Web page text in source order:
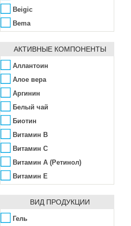
Beigic
Bema
Benton
Bheyse
Bioearth
Biosilk
Bosley
Canaan Dead Sea
Cannaderm
Care & Beauty Line
Ceano Cosmetics
Chandi
Clarena
АКТИВНЫЕ КОМПОНЕНТЫ
Аллантоин
Алое вера
Аргинин
Белый чай
Биотин
Витамин B
Витамин C
Витамин А (Ретинол)
Витамин Е
Гиалуроновая кислота
Гинкго-билоба
ВИД ПРОДУКЦИИ
Гель